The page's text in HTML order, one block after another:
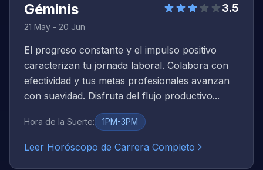
Géminis
21 May - 20 Jun
3.5
El progreso constante y el impulso positivo
caracterizan tu jornada laboral. Colabora con
efectividad y tus metas profesionales avanzan
con suavidad. Disfruta del flujo productivo...
Hora de la Suerte: 1PM-3PM
Leer Horóscopo de Carrera Completo